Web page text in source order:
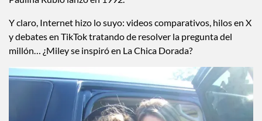
canción. ¿El detalle? Esa canción no es de Dua Lipa, ni de
Lorde, ni de alguna estrella con la que comparta disquera. Es
nada más y nada menos que “ Mío“, la icónica canción que
Paulina Rubio lanzó en 1992.
Y claro, Internet hizo lo suyo: videos comparativos, hilos en X
y debates en TikTok tratando de resolver la pregunta del
millón… ¿Miley se inspiró en La Chica Dorada?